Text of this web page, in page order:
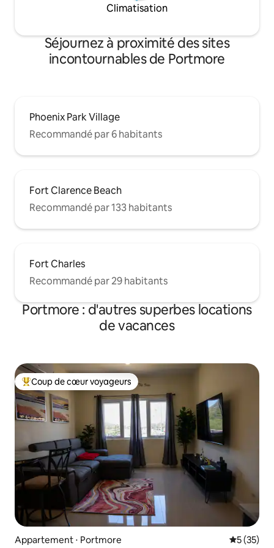
Climatisation
Séjournez à proximité des sites
incontournables de Portmore
Phoenix Park Village
Recommandé par 6 habitants
Fort Clarence Beach
Recommandé par 133 habitants
Fort Charles
Recommandé par 29 habitants
Portmore : d'autres superbes locations
de vacances
Coups de cœur voyageurs les plus appréciés
Coup de cœur voyageurs
Appartement ⋅ Portmore
5 (35)